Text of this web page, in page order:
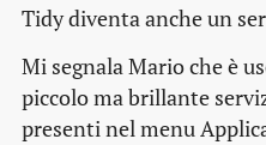
Tidy diventa anche un
Mi segnala Mario che è
piccolo ma brillante
presenti nel menu